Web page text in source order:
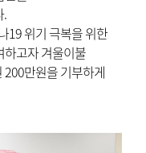
.
19 위기 극복을 위한
하고자 겨울이불
만원을 기부하게